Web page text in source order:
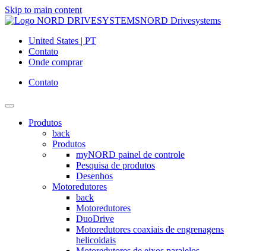
Skip to main content
NORD Drivesystems
United States | PT
Contato
Onde comprar
Contato
Produtos
back
Produtos
myNORD painel de controle
Pesquisa de produtos
Desenhos
Motoredutores
back
Motoredutores
DuoDrive
Motoredutores coaxiais de engrenagens
helicoidais